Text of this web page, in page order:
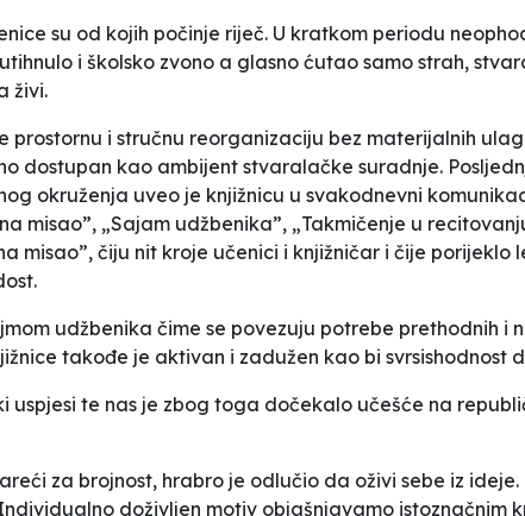
su od kojih počinje riječ. U kratkom periodu
i školsko zvono a glasno ćutao samo strah,
živi.
i stručnu reorganizaciju bez materijalnih
dostupan kao ambijent stvaralačke suradnje.
okruženja uveo je knjižnicu u svakodnevni
misao”, „Sajam udžbenika”, „Takmičenje u
misao”, čiju nit kroje učenici i knjižničar i čije porijeklo
udžbenika čime se povezuju potrebe prethodnih i
takođe je aktivan i zadužen kao bi svrsishodnost
te nas je zbog toga dočekalo učešće na
za brojnost, hrabro je odlučio da oživi sebe iz
doživljen motiv objašnjavamo istoznačnim